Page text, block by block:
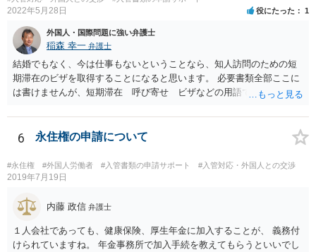
2022年5月28日 役にたった 1
外国人・国際問題に強い弁護士
稲森 幸一 弁護士
結婚でもなく、今は仕事もないということなら、知人訪問のための短
期滞在のビザを取得することになると思います。 必要書類全部ここに
は書けませんが、短期滞在 呼び寄せ ビザなどの用語で検索すると
す。 それらを揃えて、イランにある日本大使館ににビザを申請するこ
とになります。 期間は通常９０日、３０日、あるいは１５日ですが、
今はコロナもあり刻々と状況が変わっているので、事前に外務省や大
使館に問い合わせたほうがいいかもしれません。ネットでの情報収集
もしたほうがいいと思います
6 永住権の申請について
#永住権 #外国人労働者 #入管書類の申請サポート #入管対応・外国人との交渉
2019年7月19日
内藤 政信 弁護士
１人会社であっても、健康保険、厚生年金に加入することが、 義務付
けられていますね。 年金事務所で加入手続を教えてもらうといいでし